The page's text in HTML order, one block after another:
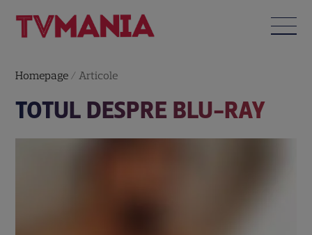
Homepage / Articole
TOTUL DESPRE BLU-RAY